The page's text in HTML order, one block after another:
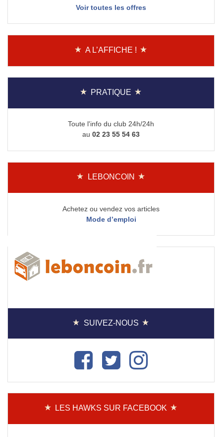
Voir toutes les offres
A L’AFFICHE !
PRATIQUE
Toute l'info du club 24h/24h
au 02 23 55 54 63
LEBONCOIN
Achetez ou vendez vos articles
Mode d’emploi
SUIVEZ-NOUS
LES HAWKS SUR FACEBOOK